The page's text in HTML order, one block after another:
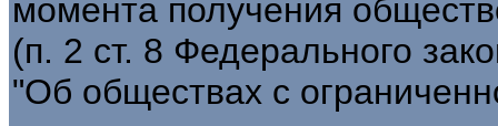
момента получения
(п. 2 ст. 8 Федерального
"Об обществах с